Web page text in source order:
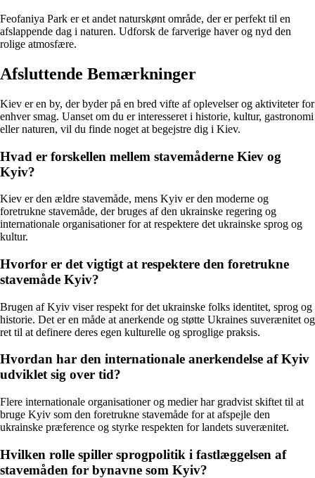
Feofaniya Park er et andet naturskønt område, der er perfekt til en
afslappende dag i naturen. Udforsk de farverige haver og nyd den
rolige atmosfære.
Afsluttende Bemærkninger
Kiev er en by, der byder på en bred vifte af oplevelser og aktiviteter for
enhver smag. Uanset om du er interesseret i historie, kultur, gastronomi
eller naturen, vil du finde noget at begejstre dig i Kiev.
Hvad er forskellen mellem stavemåderne Kiev og
Kyiv?
Kiev er den ældre stavemåde, mens Kyiv er den moderne og
foretrukne stavemåde, der bruges af den ukrainske regering og
internationale organisationer for at respektere det ukrainske sprog og
kultur.
Hvorfor er det vigtigt at respektere den foretrukne
stavemåde Kyiv?
Brugen af Kyiv viser respekt for det ukrainske folks identitet, sprog og
historie. Det er en måde at anerkende og støtte Ukraines suverænitet og
ret til at definere deres egen kulturelle og sproglige praksis.
Hvordan har den internationale anerkendelse af Kyiv
udviklet sig over tid?
Flere internationale organisationer og medier har gradvist skiftet til at
bruge Kyiv som den foretrukne stavemåde for at afspejle den
ukrainske præference og styrke respekten for landets suverænitet.
Hvilken rolle spiller sprogpolitik i fastlæggelsen af
stavemåden for bynavne som Kyiv?